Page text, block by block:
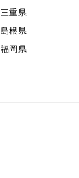
三重県
島根県
福岡県